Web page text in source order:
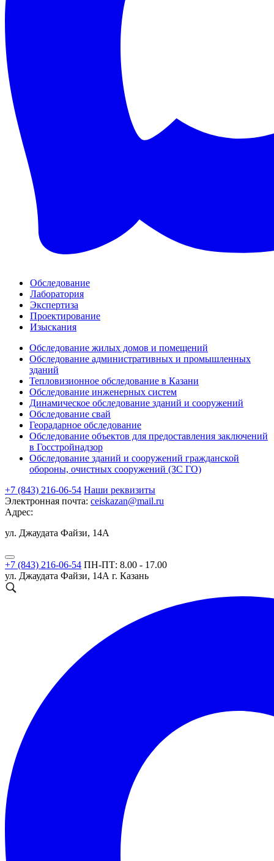
Обследование
Лаборатория
Экспертиза
Проектирование
Изыскания
Обследование жилых домов и помещений
Обследование административных и промышленных
зданий
Тепловизионное обследование в Казани
Обследование инженерных систем
Динамическое обследование зданий и сооружений
Обследование свай
Георадарное обследование
Обследование объектов для предоставления заключений
в Госстройнадзор
Обследование зданий и сооружений гражданской
обороны, очистных сооружений (ЗС ГО)
+7 (843) 216-06-54 Наши реквизиты
Электронная почта: ceiskazan@mail.ru
Адрес:
ул. Джаудата Файзи, 14А
+7 (843) 216-06-54 ПН-ПТ: 8.00 - 17.00
ул. Джаудата Файзи, 14А г. Казань